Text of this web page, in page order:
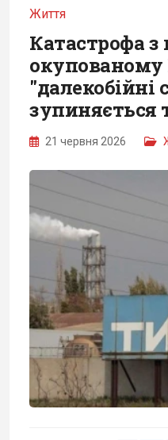
Життя
Катастрофа
"далекобійні
зупиняється
21 червня 2026